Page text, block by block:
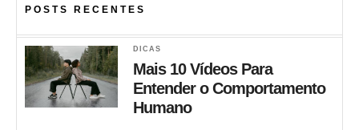
POSTS RECENTES
DICAS
Mais 10 Vídeos Para
Entender o Comportamento
Humano